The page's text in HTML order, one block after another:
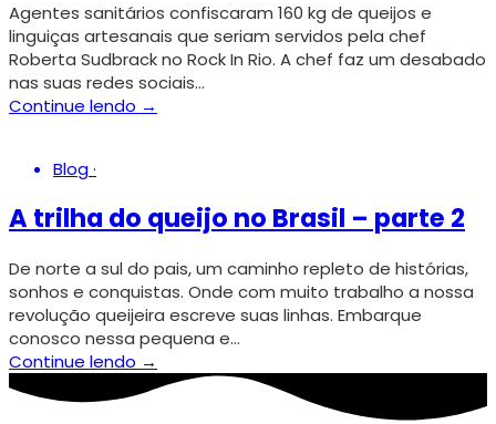
Agentes sanitários confiscaram 160 kg de queijos e
linguiças artesanais que seriam servidos pela chef
Roberta Sudbrack no Rock In Rio. A chef faz um desabado
nas suas redes sociais…
Continue lendo →
Blog·
A trilha do queijo no Brasil – parte 2
De norte a sul do pais, um caminho repleto de histórias,
sonhos e conquistas. Onde com muito trabalho a nossa
revolução queijeira escreve suas linhas. Embarque
conosco nessa pequena e…
Continue lendo →